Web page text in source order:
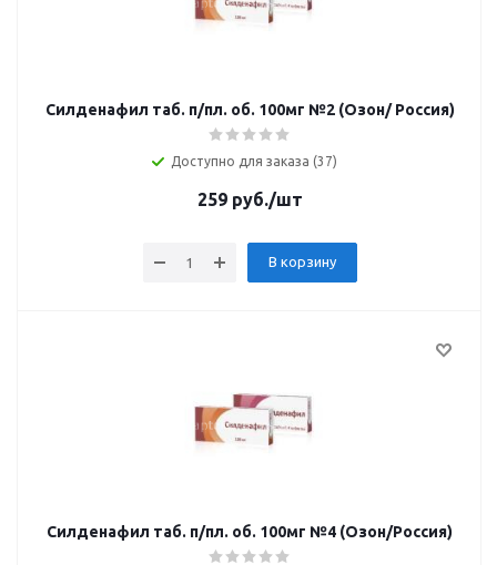
Силденафил таб. п/пл. об. 100мг №2 (Озон/ Россия)
Доступно для заказа (37)
259руб./шт
В корзину
Силденафил таб. п/пл. об. 100мг №4 (Озон/Россия)